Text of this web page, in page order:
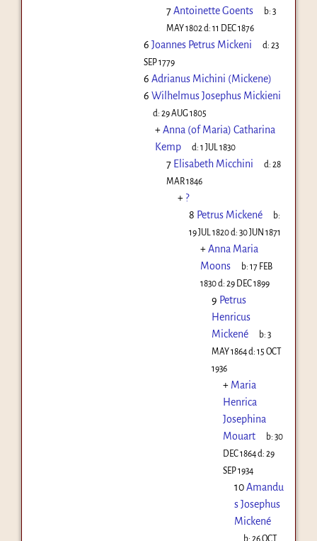
7Antoinette Goents b:3
MAY 1802 d: 11 DEC 1876
6 Joannes Petrus Mickeni d:23
SEP 1779
6 Adrianus Michini (Mickene)
6 Wilhelmus Josephus Mickieni
d:29 AUG 1805
+Anna (of Maria) Catharina
Kemp
d:1 JUL 1830
7 Elisabeth Micchini d:28
MAR 1846
+ ?
8 Petrus Mickené
b:
19 JUL 1820d: 30 JUN 1871
+Anna Maria
Moons
b:17 FEB
1830d: 29 DEC 1899
9 Petrus
Henricus
Mickené
b:3
MAY 1864d: 15 OCT
1936
+ Maria
Henrica
Josephina
Mouart
b:30
DEC 1864d: 29
SEP 1934
10Amandu
s Josephus
Mickené
b:26 OCT